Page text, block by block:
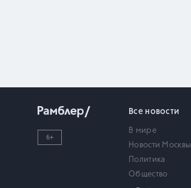
6+
Все новости
В мире
Новости Москвы
Политика
Общество